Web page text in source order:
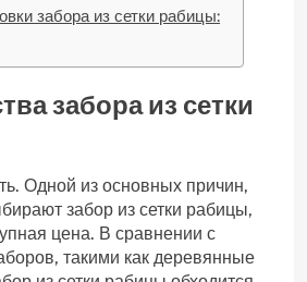
забора из сетки рабицы:
забора из сетки
Одной из основных причин,
забор из сетки рабицы,
цена. В сравнении с
такими как деревянные